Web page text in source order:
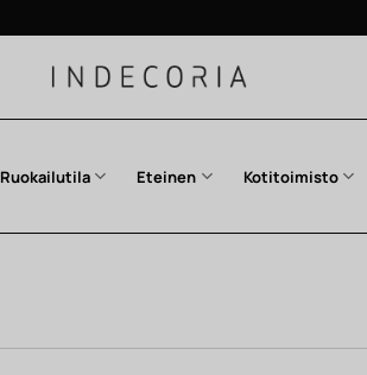
Ruokailutila Eteinen Kotitoimisto